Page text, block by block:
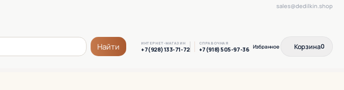
sales@dedilkin.shop
Найти ИНТЕРНЕТ-МАГАЗИН
+7(928) 133-71-72
СПРАВОЧНАЯ
+7(918) 505-97-36 Корзина0